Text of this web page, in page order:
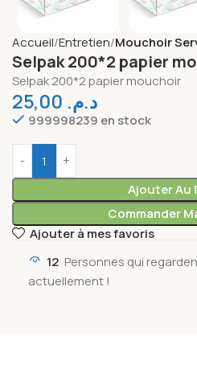
Accueil Entretien Mouchoir
Selpak 200*2 papier
Selpak 200*2 papier mouchoir
د.م.
999998239 en stock
Ajouter Au
Commander
Ajouter à mes favoris
12 Personnes qui
actuellement !